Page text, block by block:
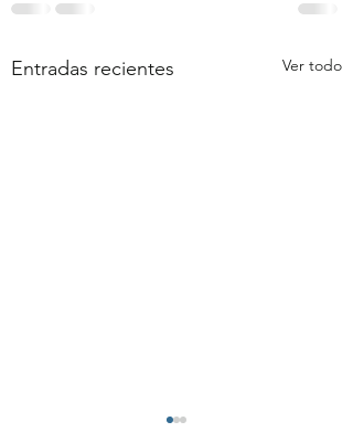
Entradas recientes Ver todo